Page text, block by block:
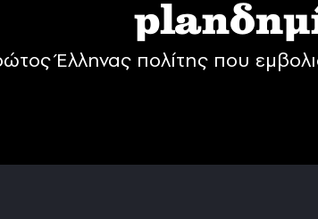
Έλληνας πολίτης που